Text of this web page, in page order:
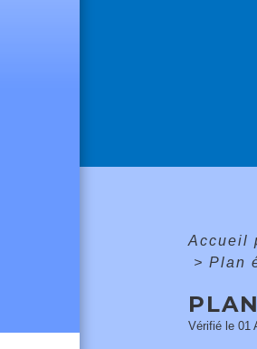
Accueil
> Plan
Vérifié le 01